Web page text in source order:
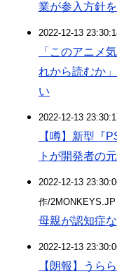
業が参入方針
2022-12-13
「このアニメ
れから読むか
い
2022-12-13
【噂】新型『
トが開発者の
2022-12-13
作/2MONKEYS.JP
母親が認知症
2022-12-13
【朗報】うら